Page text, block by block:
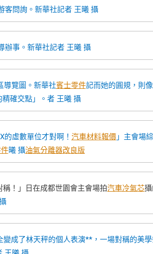
客問詢。 新華社記者 王曦 攝
辦事。 新華社記者 王曦 攝
覽圖。 新華社賓士零件記而她的圓規，則
確交點」。者 王曦 攝
的虛數單位才對啊！ 汽車材料報價」主會場
曦 攝油氣分離器改良版
稱！」日在成都世園會主會場拍汽車冷氣芯
成了林天秤的個人表演**，一場對稱的美